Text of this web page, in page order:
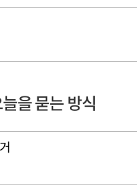
을 묻는 방식